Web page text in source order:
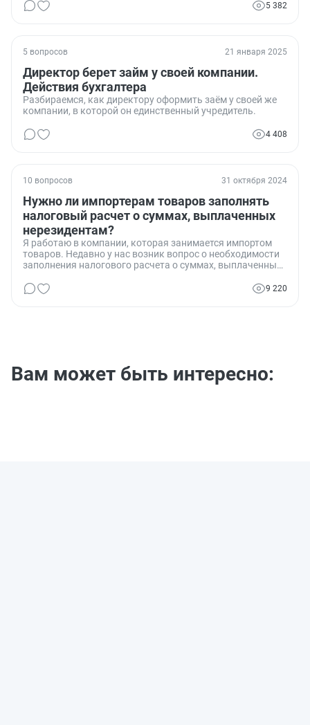
5 382
5 вопросов 21 января 2025
Директор берет займ у своей компании.
Действия бухгалтера
Разбираемся, как директору оформить заём у своей же
компании, в которой он единственный учредитель.
4 408
10 вопросов 31 октября 2024
Нужно ли импортерам товаров заполнять
налоговый расчет о суммах, выплаченных
нерезидентам?
Я работаю в компании, которая занимается импортом
товаров. Недавно у нас возник вопрос о необходимости
заполнения налогового расчета о суммах, выплаченных
как импортеры, заполнять этот документ, и если да, то9 220
Вам может быть интересно: